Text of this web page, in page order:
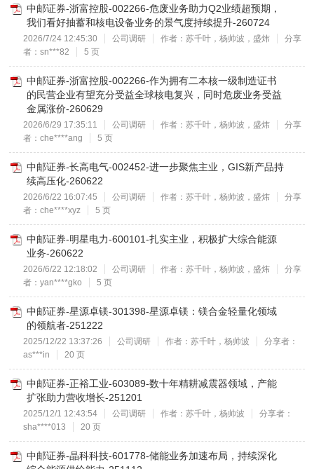
中邮证券-浙富控股-002266-危废业务助力Q2业绩超预期，
我们看好抽蓄和核电设备业务的景气度持续提升-260724
2026/7/24 12:45:30 公司调研 作者：苏千叶，杨帅波，盛炜
分享
者：sn***82
5 页
中邮证券-浙富控股-002266-作为拥有二本核一级制造证书
的民营企业有望充分受益全球核电复兴，同时危废业务受益
金属涨价-260629
2026/6/29 17:35:11 公司调研 作者：苏千叶，杨帅波，盛炜
分享
者：che****ang
5 页
中邮证券-长高电气-002452-进一步聚焦主业，GIS新产品持
续高压化-260622
2026/6/22 16:07:45 公司调研 作者：苏千叶，杨帅波，盛炜
分享
者：che****xyz
5 页
中邮证券-明星电力-600101-扎实主业，积极扩大综合能源
业务-260622
2026/6/22 12:18:02 公司调研 作者：苏千叶，杨帅波，盛炜
分享
者：yan****gko
5 页
中邮证券-星源卓镁-301398-星源卓镁：镁合金轻量化领域
的领航者-251222
2025/12/22 13:37:26 公司调研 作者：苏千叶，杨帅波
分享者：
as***in
20 页
中邮证券-正裕工业-603089-数十年精耕减震器领域，产能
扩张助力营收增长-251201
2025/12/1 12:43:54 公司调研 作者：苏千叶，杨帅波
分享者：
sha****013
20 页
中邮证券-晶科科技-601778-储能业务加速布局，持续深化